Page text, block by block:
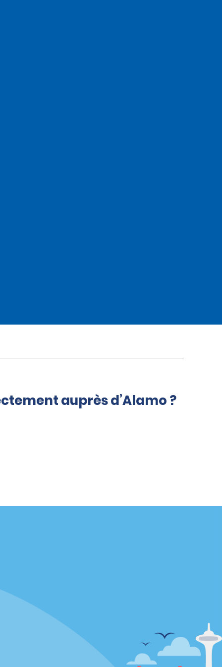
auprès d’Alamo ?
Politique de confidentialité
Politique d’utilisation des cookies
Conditions d’utilisation